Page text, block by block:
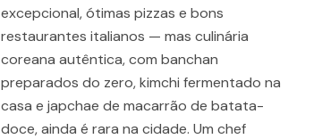
excepcional, ótimas pizzas e bons
restaurantes italianos — mas culinária
coreana autêntica, com banchan
preparados do zero, kimchi fermentado na
casa e japchae de macarrão de batata-
doce, ainda é rara na cidade. Um chef